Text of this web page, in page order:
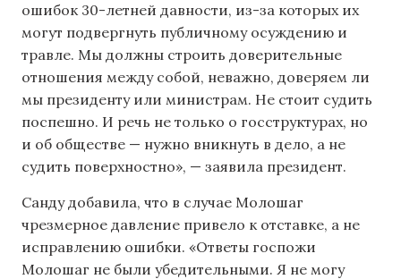
ошибок 30-летней давности, из-за которых их
могут подвергнуть публичному осуждению и
травле. Мы должны строить доверительные
отношения между собой, неважно, доверяем ли
мы президенту или министрам. Не стоит судить
поспешно. И речь не только о госструктурах, но
и об обществе — нужно вникнуть в дело, а не
судить поверхностно», — заявила президент.
Санду добавила, что в случае Молошаг
чрезмерное давление привело к отставке, а не
исправлению ошибки. «Ответы госпожи
Молошаг не были убедительными. Я не могу